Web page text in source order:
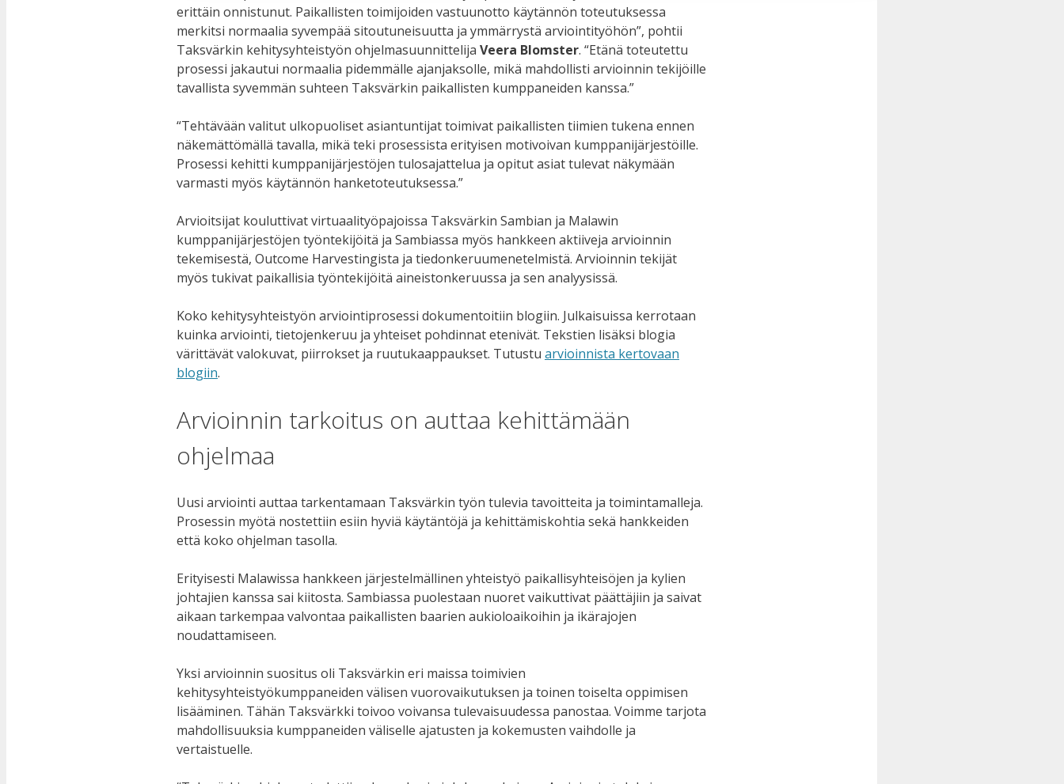
erittäin onnistunut. Paikallisten toimijoiden vastuunotto käytännön toteutuksessa
merkitsi normaalia syvempää sitoutuneisuutta ja ymmärrystä arviointityöhön”, pohtii
Taksvärkin kehitysyhteistyön ohjelmasuunnittelija Veera Blomster. “Etänä toteutettu
prosessi jakautui normaalia pidemmälle ajanjaksolle, mikä mahdollisti arvioinnin tekijöille
tavallista syvemmän suhteen Taksvärkin paikallisten kumppaneiden kanssa.”
“Tehtävään valitut ulkopuoliset asiantuntijat toimivat paikallisten tiimien tukena ennen
näkemättömällä tavalla, mikä teki prosessista erityisen motivoivan kumppanijärjestöille.
Prosessi kehitti kumppanijärjestöjen tulosajattelua ja opitut asiat tulevat näkymään
varmasti myös käytännön hanketoteutuksessa.”
Arvioitsijat kouluttivat virtuaalityöpajoissa Taksvärkin Sambian ja Malawin
kumppanijärjestöjen työntekijöitä ja Sambiassa myös hankkeen aktiiveja arvioinnin
tekemisestä, Outcome Harvestingista ja tiedonkeruumenetelmistä. Arvioinnin tekijät
myös tukivat paikallisia työntekijöitä aineistonkeruussa ja sen analyysissä.
Koko kehitysyhteistyön arviointiprosessi dokumentoitiin blogiin. Julkaisuissa kerrotaan
kuinka arviointi, tietojenkeruu ja yhteiset pohdinnat etenivät. Tekstien lisäksi blogia
värittävät valokuvat, piirrokset ja ruutukaappaukset. Tutustu arvioinnista kertovaan
blogiin.
Arvioinnin tarkoitus on auttaa kehittämään
ohjelmaa
Uusi arviointi auttaa tarkentamaan Taksvärkin työn tulevia tavoitteita ja toimintamalleja.
Prosessin myötä nostettiin esiin hyviä käytäntöjä ja kehittämiskohtia sekä hankkeiden
että koko ohjelman tasolla.
Erityisesti Malawissa hankkeen järjestelmällinen yhteistyö paikallisyhteisöjen ja kylien
johtajien kanssa sai kiitosta. Sambiassa puolestaan nuoret vaikuttivat päättäjiin ja saivat
aikaan tarkempaa valvontaa paikallisten baarien aukioloaikoihin ja ikärajojen
noudattamiseen.
Yksi arvioinnin suositus oli Taksvärkin eri maissa toimivien
kehitysyhteistyökumppaneiden välisen vuorovaikutuksen ja toinen toiselta oppimisen
lisääminen. Tähän Taksvärkki toivoo voivansa tulevaisuudessa panostaa. Voimme tarjota
mahdollisuuksia kumppaneiden väliselle ajatusten ja kokemusten vaihdolle ja
vertaistuelle.